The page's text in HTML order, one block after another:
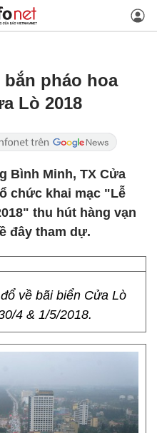
pháo hoa
Lò 2018
Bình Minh, TX Cửa
chức khai mạc "Lễ
thu hút hàng vạn
đây tham dự.
về bãi biển Cửa Lò
4 & 1/5/2018.